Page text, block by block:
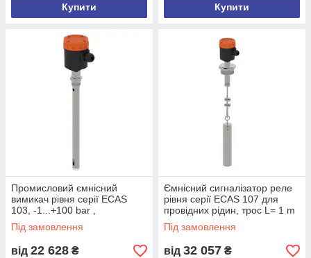
Купити Купити
Промисловий ємнісний
вимикач рівня серії ECAS
103, -1...+100 bar ,
-40...+150°C, 3/4" BSP
зовнішня різьба
Під замовлення
від 22 628 ₴
Ємнісний сигналізатор реле
рівня серії ECAS 107 для
провідних рідин, трос L= 1 m
Під замовлення
від 32 057 ₴